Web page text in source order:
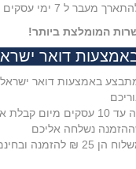
מעבר ל 7 ימי עסקים
המומלצת ביותר!
דואר
באמצעות דואר ישראל
זמן אספקה עד 10 עסקים מיום
נשלחה אליכם
עלויות המשלוח הן 25 ₪